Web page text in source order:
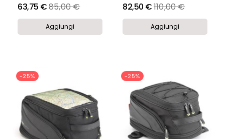
63,75 €Prezzo
85,00 €
Aggiungi
82,50 €Prezzo
110,00 €
Aggiungi
-25% -25%